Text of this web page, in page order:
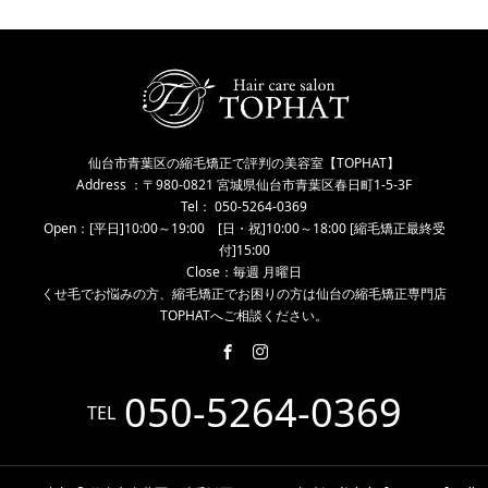
仙台市青葉区の縮毛矯正で評判の美容室【TOPHAT】
Address ：〒980-0821 宮城県仙台市青葉区春日町1-5-3F
Tel： 050-5264-0369
Open：[平日]10:00～19:00 [日・祝]10:00～18:00 [縮毛矯正最終受
付]15:00
Close：毎週 月曜日
くせ毛でお悩みの方、縮毛矯正でお困りの方は仙台の縮毛矯正専門店
TOPHATへご相談ください。
TEL 050-5264-0369